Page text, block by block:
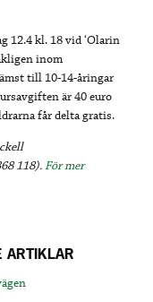
12.4 kl. 18 vid ‘Olarin
inom
till 10-14-åringar
är 40 euro
får delta gratis.
118).För mer
ARTIKLAR